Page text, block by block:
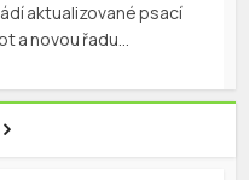
aktualizované psací
a novou řadu…